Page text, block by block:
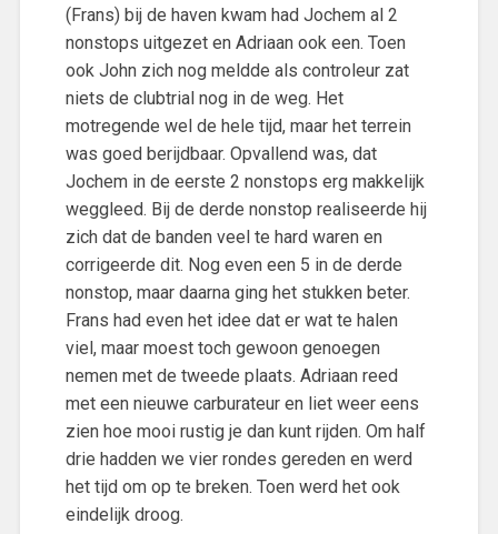
(Frans) bij de haven kwam had Jochem al 2
nonstops uitgezet en Adriaan ook een. Toen
ook John zich nog meldde als controleur zat
niets de clubtrial nog in de weg. Het
motregende wel de hele tijd, maar het terrein
was goed berijdbaar. Opvallend was, dat
Jochem in de eerste 2 nonstops erg makkelijk
weggleed. Bij de derde nonstop realiseerde hij
zich dat de banden veel te hard waren en
corrigeerde dit. Nog even een 5 in de derde
nonstop, maar daarna ging het stukken beter.
Frans had even het idee dat er wat te halen
viel, maar moest toch gewoon genoegen
nemen met de tweede plaats. Adriaan reed
met een nieuwe carburateur en liet weer eens
zien hoe mooi rustig je dan kunt rijden. Om half
drie hadden we vier rondes gereden en werd
het tijd om op te breken. Toen werd het ook
eindelijk droog.